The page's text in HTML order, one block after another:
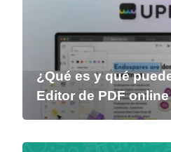
¿Qué es y qué
Editor de PDF online